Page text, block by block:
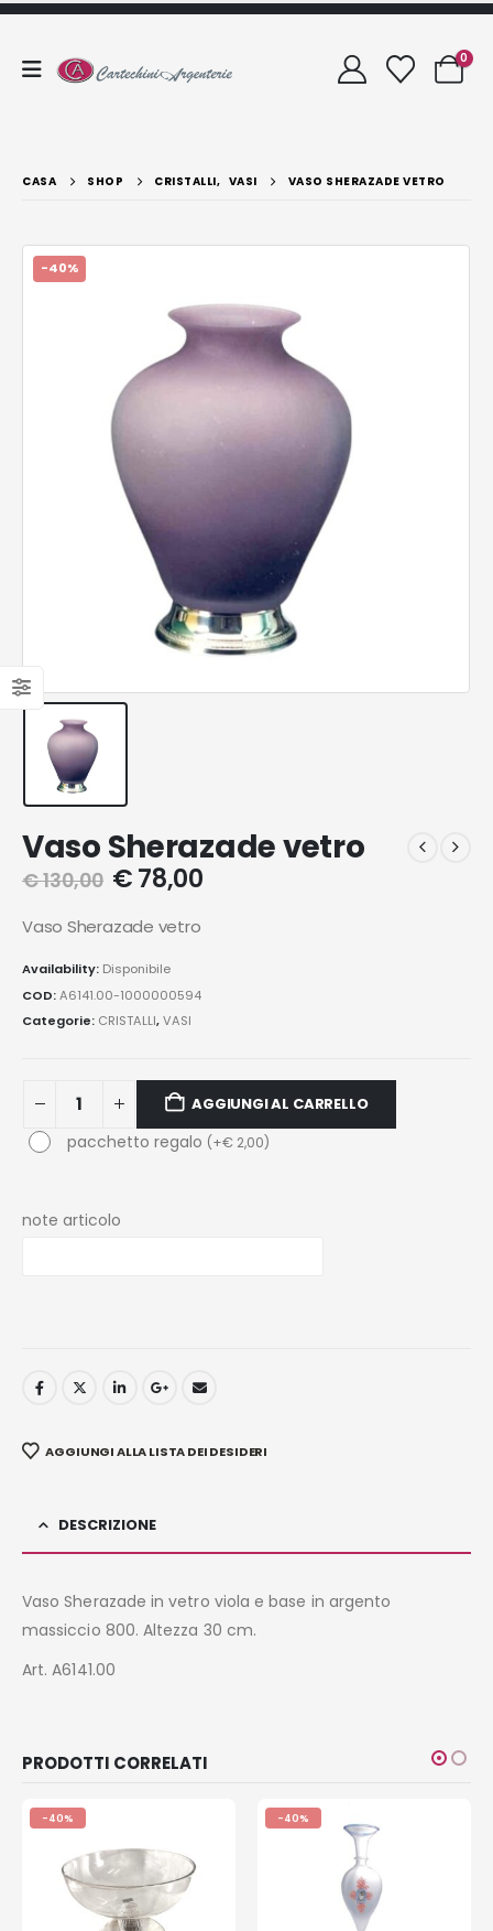
0
CASA SHOP CRISTALLI, VASI VASO SHERAZADE VETRO
-40%
Vaso Sherazade vetro
€130,00 €78,00
Vaso Sherazade vetro
Availability: Disponibile
COD:A6141.00-1000000594
Categorie: CRISTALLI,VASI
AGGIUNGI AL CARRELLO
pacchetto regalo (+€2,00)
note articolo
AGGIUNGI ALLA LISTA DEI DESIDERI
DESCRIZIONE
Vaso Sherazade in vetro viola e base in argento
massiccio 800. Altezza 30 cm.
Art. A6141.00
PRODOTTI CORRELATI
-40% -40%